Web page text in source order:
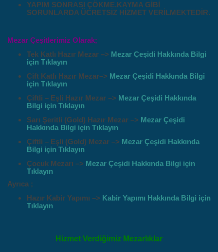
YAPIM SONRASI ÇÖKME,KAYMA GİBİ
SORUNLARDA ÜCRETSİZ HİZMET VERİLMEKTEDİR.
Mezar Çeşitlerimiz Olarak;
Tek Katlı Hazır Mezar –> Mezar Çeşidi Hakkında Bilgi
için Tıklayın
Çift Katlı Hazır Mezar–> Mezar Çeşidi Hakkında Bilgi
için Tıklayın
Çiftli – Eşli Hazır Mezar –> Mezar Çeşidi Hakkında
Bilgi için Tıklayın
Sarı Şeritli (Gold) Hazır Mezar –> Mezar Çeşidi
Hakkında Bilgi için Tıklayın
Çiftli – Eşli (Gold) Mezar –> Mezar Çeşidi Hakkında
Bilgi için Tıklayın
Çocuk Mezarı –> Mezar Çeşidi Hakkında Bilgi için
Tıklayın
Ayrıca ;
Hazır Kabir Yapımı –> Kabir Yapımı Hakkında Bilgi için
Tıklayın
Hizmet Verdiğimiz Mezarlıklar